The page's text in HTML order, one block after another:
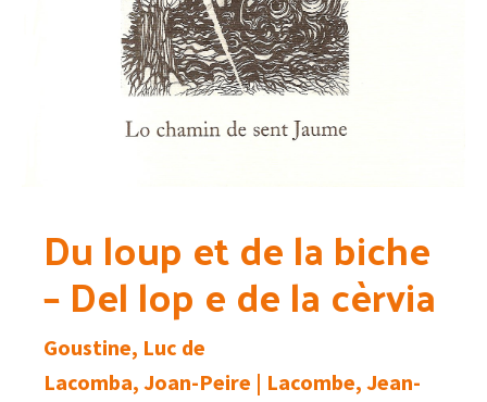
Du loup et de la biche
– Del lop e de la cèrvia
Goustine, Luc de
Lacomba, Joan-Peire | Lacombe, Jean-